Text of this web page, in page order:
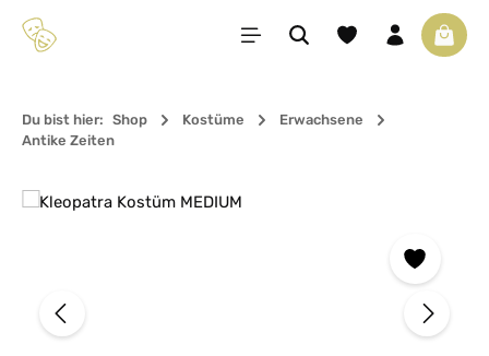
Zum Hauptinhalt springen Du hast 0 Produkte
Du bist hier: Shop Kostüme
Erwachsene
Antike Zeiten
Bildergalerie überspringen